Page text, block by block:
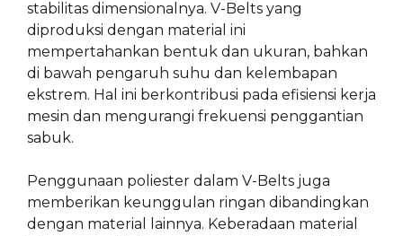
stabilitas dimensionalnya. V-Belts yang
diproduksi dengan material ini
mempertahankan bentuk dan ukuran, bahkan
di bawah pengaruh suhu dan kelembapan
ekstrem. Hal ini berkontribusi pada efisiensi kerja
mesin dan mengurangi frekuensi penggantian
sabuk.
Penggunaan poliester dalam V-Belts juga
memberikan keunggulan ringan dibandingkan
dengan material lainnya. Keberadaan material